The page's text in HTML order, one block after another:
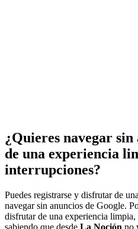
¿Quieres navegar
de una experiencia
interrupciones?
Puedes registrarse y disfrutar de una
navegar sin anuncios de Google.
disfrutar de una experiencia
sabiendo que desde La Noción no